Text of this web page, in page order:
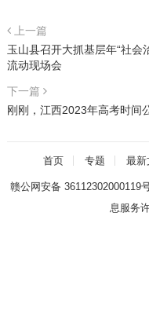
上一篇
玉山县召开大抓基层年“社会
流动现场会
下一篇
刚刚，江西2023年高考时间
首页 专题 最新
赣公网安备 36112302000119
息服务